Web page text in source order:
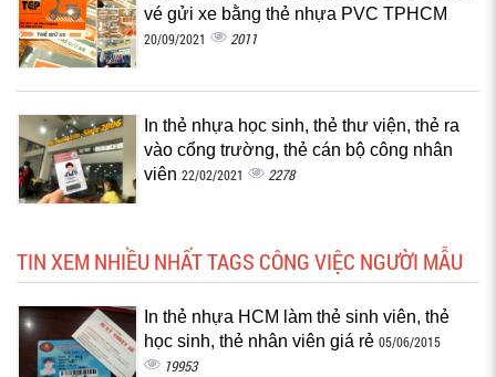
vé gửi xe bằng thẻ nhựa PVC TPHCM
20/09/2021 2011
In thẻ nhựa học sinh, thẻ thư viện, thẻ ra
vào cổng trường, thẻ cán bộ công nhân
viên 22/02/2021 2278
TIN XEM NHIỀU NHẤT TAGS CÔNG VIỆC NGƯỜI MẪU
In thẻ nhựa HCM làm thẻ sinh viên, thẻ
học sinh, thẻ nhân viên giá rẻ 05/06/2015
19953